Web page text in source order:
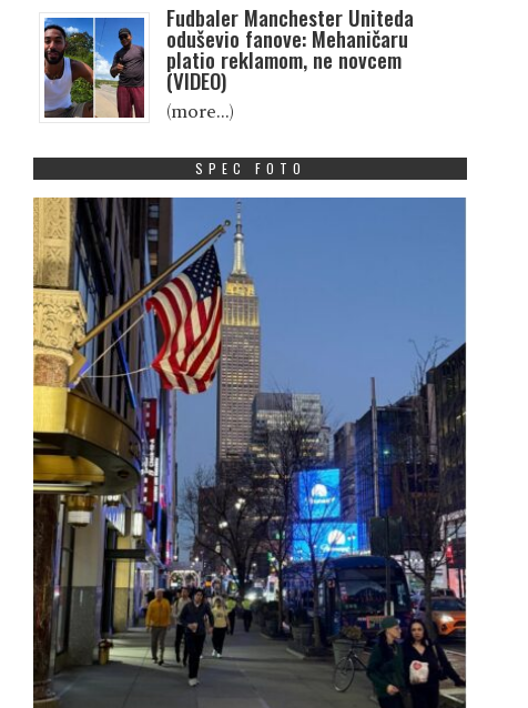
Fudbaler Manchester Uniteda
oduševio fanove: Mehaničaru
platio reklamom, ne novcem
(VIDEO)
(more…)
SPEC FOTO